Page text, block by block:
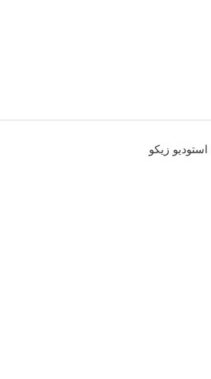
استودیو زیکو